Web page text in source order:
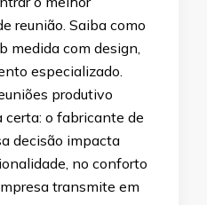
reunião. Saiba como
medida com design,
especializado.
produtivo
certa: o fabricante de
decisão impacta
no conforto
transmite em